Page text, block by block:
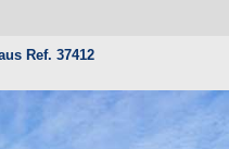
Ref. 37412